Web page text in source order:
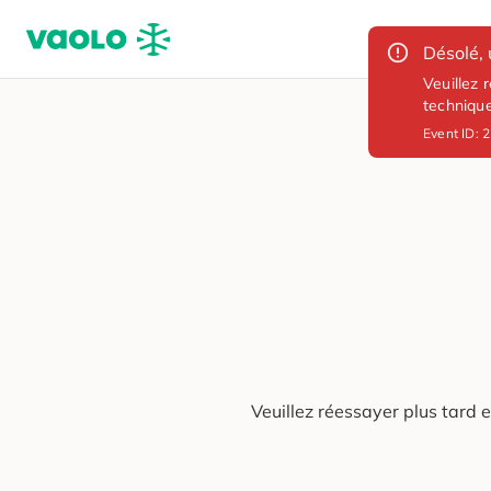
Désolé,
Veuillez
Event ID:
Veuillez réessayer plus tard